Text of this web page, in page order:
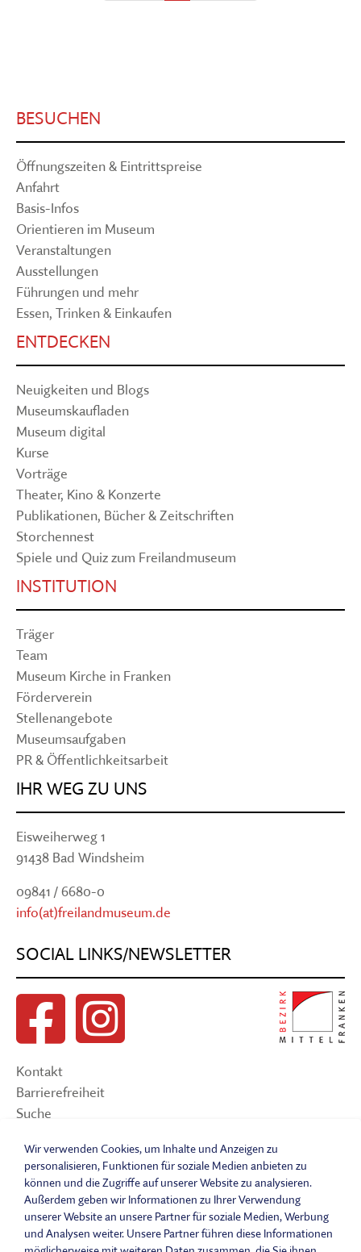
BESUCHEN
Öffnungszeiten & Eintrittspreise
Anfahrt
Basis-Infos
Orientieren im Museum
Veranstaltungen
Ausstellungen
Führungen und mehr
Essen, Trinken & Einkaufen
ENTDECKEN
Neuigkeiten und Blogs
Museumskaufladen
Museum digital
Kurse
Vorträge
Theater, Kino & Konzerte
Publikationen, Bücher & Zeitschriften
Storchennest
Spiele und Quiz zum Freilandmuseum
INSTITUTION
Träger
Team
Museum Kirche in Franken
Förderverein
Stellenangebote
Museumsaufgaben
PR & Öffentlichkeitsarbeit
IHR WEG ZU UNS
Eisweiherweg 1
91438 Bad Windsheim
09841 / 6680-0
info(at)freilandmuseum.de
SOCIAL LINKS/NEWSLETTER
Kontakt
Barrierefreiheit
Suche
Impressum
Datenschutzerklärung
Barrierefreiheitserklärung
Leichte Sprache
Widerrufsbelehrung
Wir verwenden Cookies, um Inhalte und Anzeigen zu
personalisieren, Funktionen für soziale Medien anbieten zu
können und die Zugriffe auf unserer Website zu analysieren.
Außerdem geben wir Informationen zu Ihrer Verwendung
unserer Website an unsere Partner für soziale Medien, Werbung
und Analysen weiter. Unsere Partner führen diese Informationen